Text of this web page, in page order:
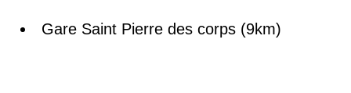
Gare Saint Pierre des corps (9km)